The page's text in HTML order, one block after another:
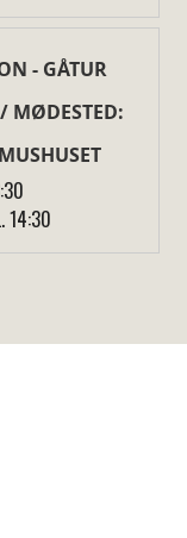
- GÅTUR
MØDESTED:
14:30